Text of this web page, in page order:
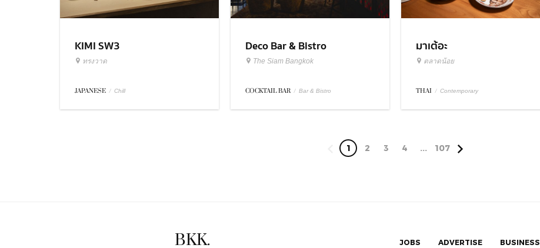
KIMI SW3
ทรงวาด
JAPANESE / Chill
Deco Bar & Bistro
The Siam Bangkok
COCKTAIL BAR / Bar & Bistro
มาเต้อะ
ตลาดน้อย
THAI / Contemporary
1 2 3 4 ... 107
BKK. JOBS ADVERTISE BUSINESS